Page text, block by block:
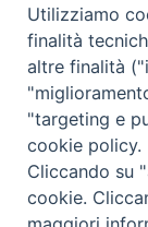
Scrivici
Copyright
Trentina
Utilizziamo
finalità
altre finalità
"targeting e
cookie policy.
Cliccando su
cookie.